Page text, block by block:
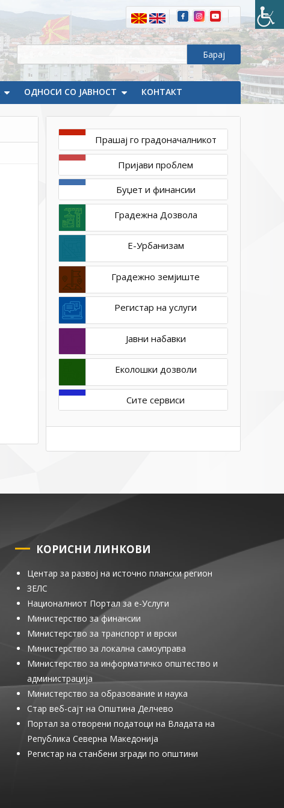
ОДНОСИ СО ЈАВНОСТ КОНТАКТ
декември
407387523_935010181629463_711619046119239482_n
Прашај го градоначалникот
Пријави проблем
Буџет и финансии
Градежна Дозвола
Е-Урбанизам
Градежно земјиште
Регистар на услуги
Јавни набавки
Еколошки дозволи
Сите сервиси
КОРИСНИ ЛИНКОВИ
Центар за развој на источно плански регион
ЗЕЛС
Националниот Портал за е-Услуги
Министерство за финансии
Министерство за транспорт и врски
Министерство за локална самоуправа
Министерство за информатичко општество и
администрација
Министерство за образование и наука
Стар веб-сајт на Општина Делчево
Портал за отворени податоци на Владата на
Република Северна Македонија
Регистар на станбени згради по општини